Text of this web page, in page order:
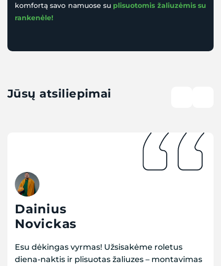
komfortą savo namuose su plisuotomis žaliuzėmis su
rankenėle!
Jūsų atsiliepimai
Dainius
Novickas
Esu dėkingas vyrmas! Užsisakėme roletus
diena-naktis ir plisuotas žaliuzes – montavimas